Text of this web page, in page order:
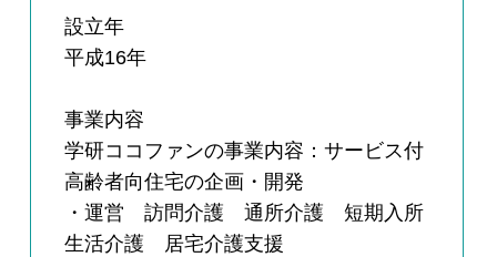
設立年
平成16年
事業内容
学研ココファンの事業内容：サービス付
高齢者向住宅の企画・開発
・運営 訪問介護 通所介護 短期入所
生活介護 居宅介護支援